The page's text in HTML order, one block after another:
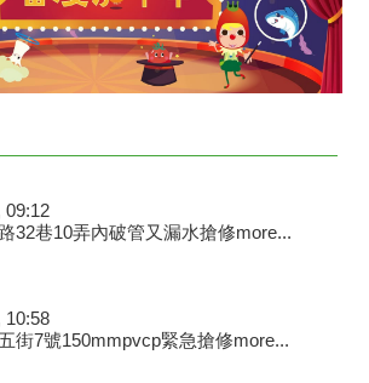
09:12
32巷10弄內破管又漏水搶修more...
10:58
街7號150mmpvcp緊急搶修more...